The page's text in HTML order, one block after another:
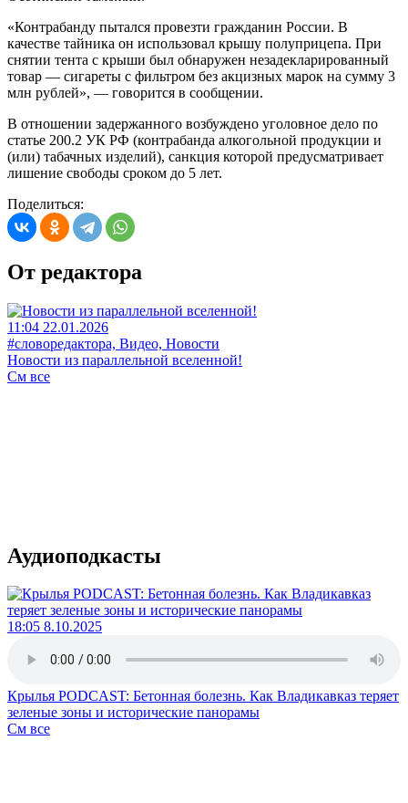
«Контрабанду пытался провезти гражданин России. В
качестве тайника он использовал крышу полуприцепа. При
снятии тента с крыши был обнаружен незадекларированный
товар — сигареты с фильтром без акцизных марок на сумму 3
млн рублей», — говорится в сообщении.
В отношении задержанного возбуждено уголовное дело по
статье 200.2 УК РФ (контрабанда алкогольной продукции и
(или) табачных изделий), санкция которой предусматривает
лишение свободы сроком до 5 лет.
Поделиться:
От редактора
11:04 22.01.2026
#словоредактора, Видео, Новости
Новости из параллельной вселенной!
См все
Аудиоподкасты
18:05 8.10.2025
Крылья PODCAST: Бетонная болезнь. Как Владикавказ теряет
зеленые зоны и исторические панорамы
См все